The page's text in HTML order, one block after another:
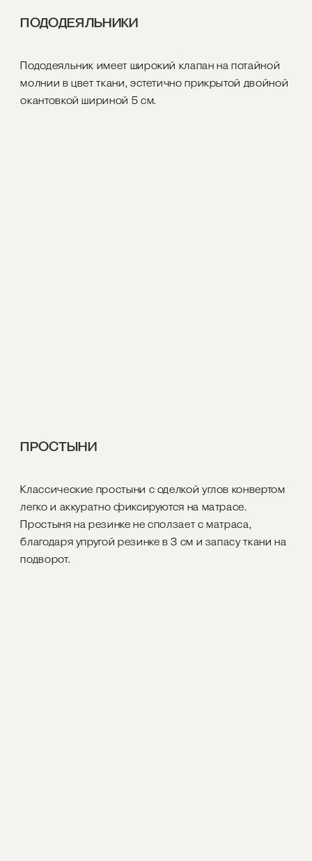
ПОДОДЕЯЛЬНИКИ
Пододеяльник имеет широкий клапан на потайной
молнии в цвет ткани, эстетично прикрытой двойной
окантовкой шириной 5 см.
ПРОСТЫНИ
Классические простыни с оделкой углов конвертом
легко и аккуратно фиксируются на матрасе.
Простыня на резинке не сползает с матраса,
благодаря упругой резинке в 3 см и запасу ткани на
подворот.